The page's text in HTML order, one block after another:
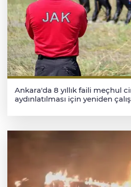
Ankara'da 8 yıllık faili meçhul
aydınlatılması için yeniden